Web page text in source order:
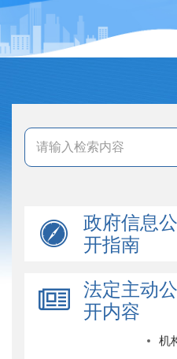
政府信息公
开指南
法定主动公
开内容
机